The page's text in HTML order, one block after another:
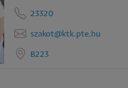
23320
szakot@ktk.pte.hu
B223